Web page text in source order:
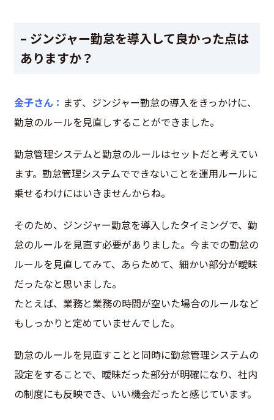
– ジンジャー勤怠を導入して良かった点は
ありますか？
金子さん： まず、ジンジャー勤怠の導入をきっかけに、
勤怠のルールを見直しすることができました。
勤怠管理システムと勤怠のルールはセットだと考えてい
ます。勤怠管理システムでできないことを運用ルールに
乗せるわけにはいきませんからね。
そのため、ジンジャー勤怠を導入したタイミングで、勤
怠のルールを見直す必要がありました。今までの勤怠の
ルールを見直してみて、あらためて、細かい部分が曖昧
だったなと思いました。
たとえば、業務と業務の時間が空いた場合のルールなど
もしっかりと定めていませんでした。
勤怠のルールを見直すことと同時に勤怠管理システムの
設定をすることで、曖昧だった部分が明確になり、社内
の制度にも反映でき、いい機会だったと感じています。